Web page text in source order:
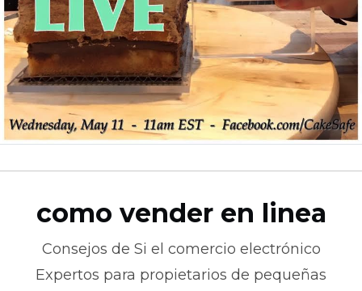
como vender en linea
Consejos de Si el comercio electrónico
Expertos para propietarios de pequeñas